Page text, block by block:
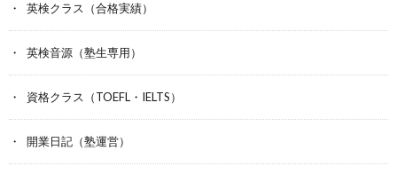
英検クラス（合格実績）
英検音源（塾生専用）
資格クラス（TOEFL・IELTS）
開業日記（塾運営）